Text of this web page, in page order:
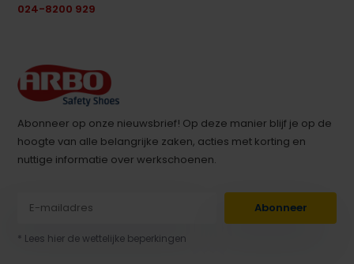
024-8200 929
Abonneer op onze nieuwsbrief! Op deze manier blijf je op de
hoogte van alle belangrijke zaken, acties met korting en
nuttige informatie over werkschoenen.
Abonneer
* Lees hier de wettelijke beperkingen